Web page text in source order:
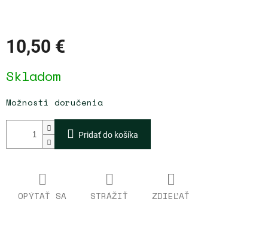
10,50 €
cena:
Skladom
Možnosti doručenia
Pridať do košíka
OPÝTAŤ SA STRÁŽIŤ ZDIEĽAŤ